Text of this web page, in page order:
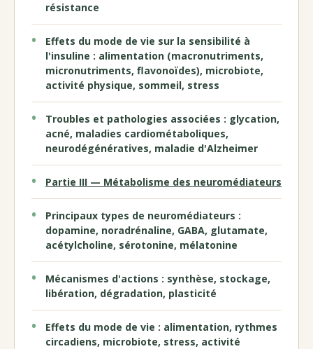
résistance
Effets du mode de vie sur la sensibilité à
l'insuline : alimentation (macronutriments,
micronutriments, flavonoïdes), microbiote,
activité physique, sommeil, stress
Troubles et pathologies associées : glycation,
acné, maladies cardiométaboliques,
neurodégénératives, maladie d'Alzheimer
Partie III — Métabolisme des neuromédiateurs
Principaux types de neuromédiateurs :
dopamine, noradrénaline, GABA, glutamate,
acétylcholine, sérotonine, mélatonine
Mécanismes d'actions : synthèse, stockage,
libération, dégradation, plasticité
Effets du mode de vie : alimentation, rythmes
circadiens, microbiote, stress, activité